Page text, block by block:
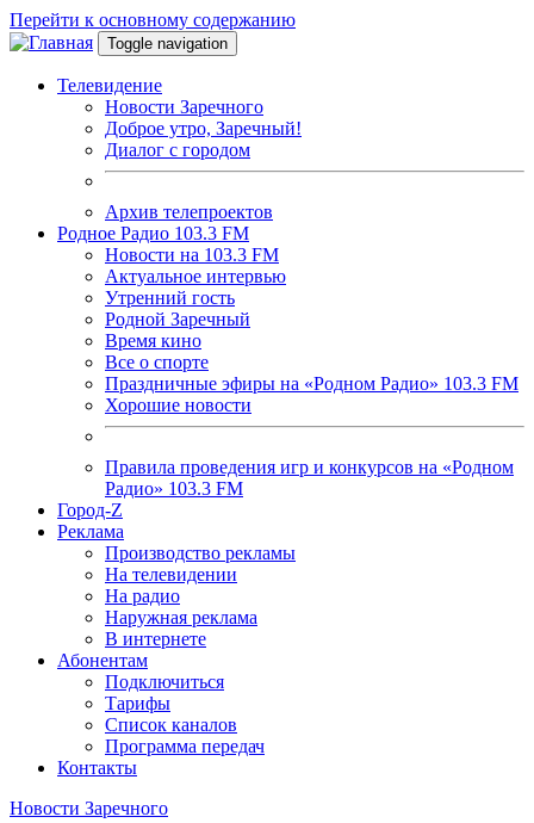
Перейти к основному содержанию
Toggle navigation
Телевидение
Новости Заречного
Доброе утро, Заречный!
Диалог с городом
Архив телепроектов
Родное Радио 103.3 FM
Новости на 103.3 FM
Актуальное интервью
Утренний гость
Родной Заречный
Время кино
Все о спорте
Праздничные эфиры на «Родном Радио» 103.3 FM
Хорошие новости
Правила проведения игр и конкурсов на «Родном
Радио» 103.3 FM
Город-Z
Реклама
Производство рекламы
На телевидении
На радио
Наружная реклама
В интернете
Абонентам
Подключиться
Тарифы
Список каналов
Программа передач
Контакты
Новости Заречного